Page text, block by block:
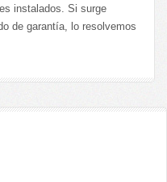
instalados. Si surge
de garantía, lo resolvemos